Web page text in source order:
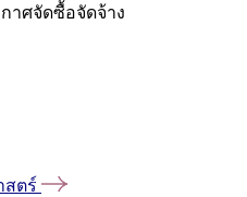
าศจัดซื้อจัดจ้าง
สตร์